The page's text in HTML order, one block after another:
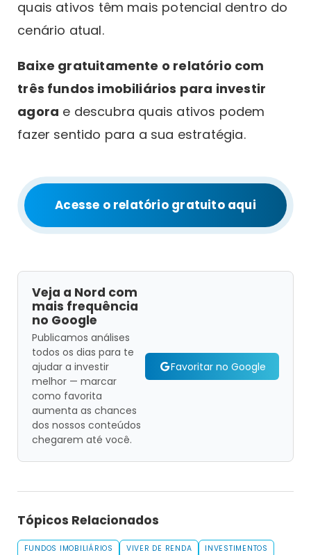
quais ativos têm mais potencial dentro do
cenário atual.
Baixe gratuitamente o relatório com
três fundos imobiliários para investir
agora e descubra quais ativos podem
fazer sentido para a sua estratégia.
Acesse o relatório gratuito aqui
Veja a Nord com
mais frequência
no Google
Publicamos análises
todos os dias para te
ajudar a investir
melhor — marcar
como favorita
aumenta as chances
dos nossos conteúdos
chegarem até você.
Favoritar no Google
Tópicos Relacionados
FUNDOS IMOBILIÁRIOS VIVER DE RENDA INVESTIMENTOS